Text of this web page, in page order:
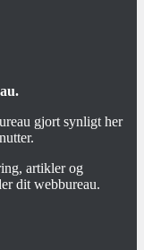
gjort synligt her
artikler og
dit webbureau.